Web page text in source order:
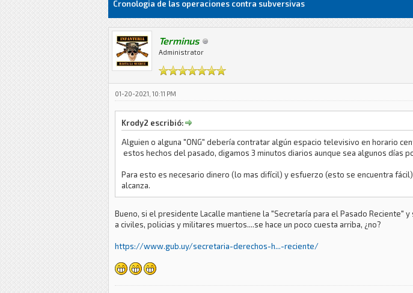
2 voto(s) - 3 Media
1
2
3
4
5 Cronologia de las operaciones contra subversivas
Terminus
Administrator
01-20-2021, 10:11 PM
Krody2 escribió:
Alguien o alguna "ONG" debería contratar algún espacio televisivo en horario
estos hechos del pasado, digamos 3 minutos diarios aunque sea algunos días
Para esto es necesario dinero (lo mas difícil) y esfuerzo (esto se encuentra
alcanza.
Bueno, si el presidente Lacalle mantiene la "Secretaría para el Pasado Reciente"
a civiles, policias y militares muertos....se hace un poco cuesta arriba, ¿no?
https://www.gub.uy/secretaria-derechos-h...-reciente/